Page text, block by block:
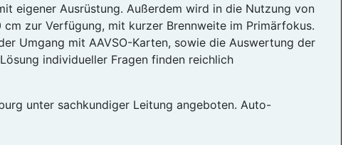
eigener Ausrüstung. Außerdem wird in die Nutzung von
zur Verfügung, mit kurzer Brennweite im Primärfokus.
Umgang mit AAVSO-Karten, sowie die Auswertung der
individueller Fragen finden reichlich
unter sachkundiger Leitung angeboten. Auto-